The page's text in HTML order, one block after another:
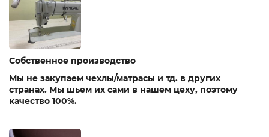
Собственное производство
Мы не закупаем чехлы/матрасы и тд. в других
странах. Мы шьем их сами в нашем цеху, поэтому
качество 100%.